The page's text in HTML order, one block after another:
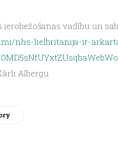
vadību un
nhs-lielbritanija-ir-
Albergu